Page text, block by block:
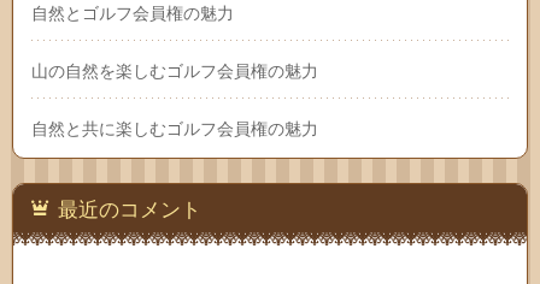
自然とゴルフ会員権の魅力
山の自然を楽しむゴルフ会員権の魅力
自然と共に楽しむゴルフ会員権の魅力
最近のコメント